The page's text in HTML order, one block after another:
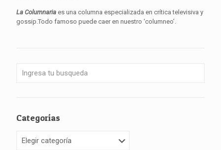
La Columnaria es una columna especializada en crítica televisiva y
gossip.Todo famoso puede caer en nuestro ‘columneo’.
Categorías